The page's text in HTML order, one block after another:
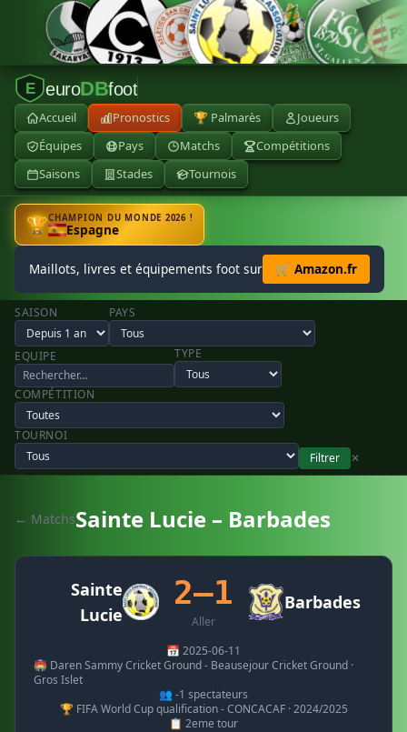
E euroDBfoot
Accueil Pronostics 🏆 Palmarès
Joueurs
Équipes
Pays Matchs
Compétitions
Saisons
Stades Tournois
🏆CHAMPION DU MONDE 2026 !
Espagne
Maillots, livres et équipements foot sur 🛒 Amazon.fr
SAISON PAYS
EQUIPE TYPE
COMPÉTITION
TOURNOI
Filtrer
✕
← MatchsSainte Lucie – Barbades
Sainte
Lucie
2–1
Aller
Barbades
📅 2025-06-11
🏟️ Daren Sammy Cricket Ground - Beausejour Cricket Ground ·
Gros Islet
👥 -1 spectateurs
🏆 FIFA World Cup qualification - CONCACAF · 2024/2025
📋 2eme tour